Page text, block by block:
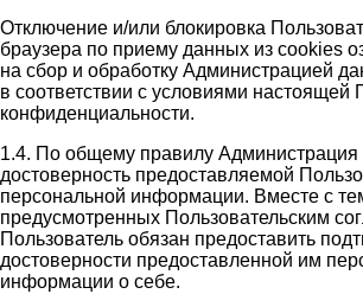
Отключение и/или блокировка
браузера по приему данных из cookies
на сбор и обработку Администрацией
в соответствии с условиями настоящей
конфиденциальности.
1.4. По общему правилу Администрация
достоверность предоставляемой
персональной информации. Вместе с
предусмотренных Пользовательским
Пользователь обязан предоставить
достоверности предоставленной им
информации о себе.